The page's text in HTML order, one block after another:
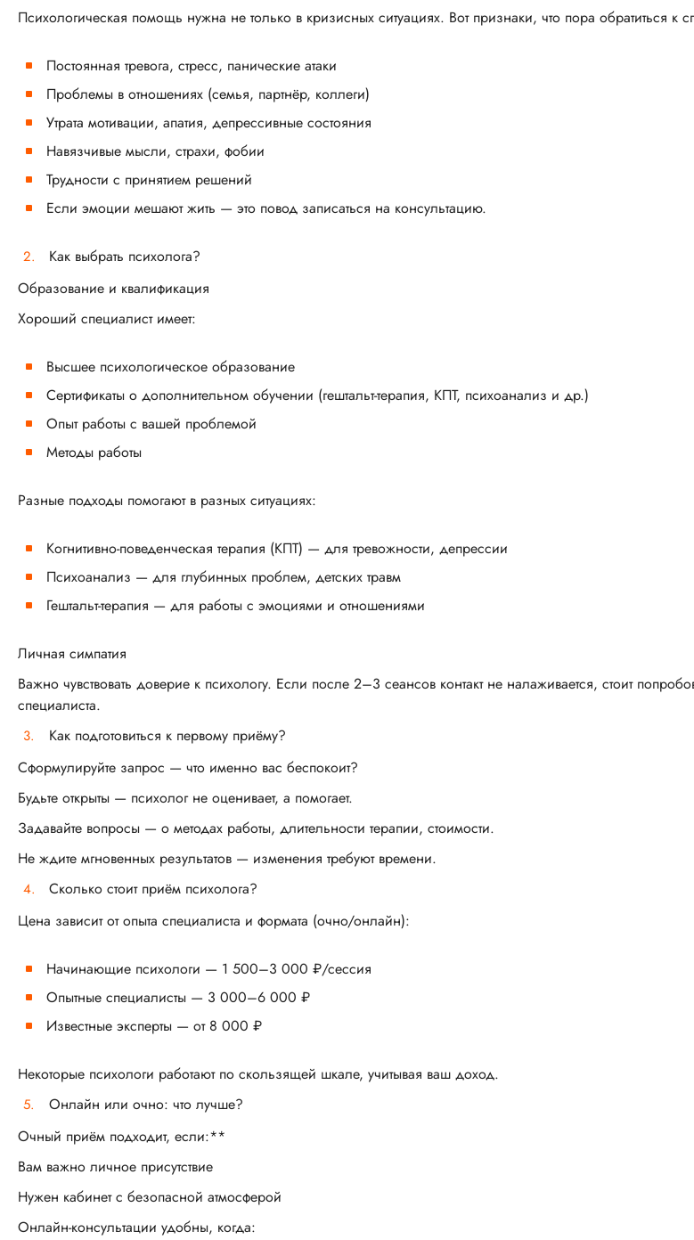
Психологическая помощь нужна не только в кризисных ситуациях. Вот признаки, что пора обратиться к
Постоянная тревога, стресс, панические атаки
Проблемы в отношениях (семья, партнёр, коллеги)
Утрата мотивации, апатия, депрессивные состояния
Навязчивые мысли, страхи, фобии
Трудности с принятием решений
Если эмоции мешают жить — это повод записаться на консультацию.
Как выбрать психолога?
Образование и квалификация
Хороший специалист имеет:
Высшее психологическое образование
Сертификаты о дополнительном обучении (гештальт-терапия, КПТ, психоанализ и др.)
Опыт работы с вашей проблемой
Методы работы
Разные подходы помогают в разных ситуациях:
Когнитивно-поведенческая терапия (КПТ) — для тревожности, депрессии
Психоанализ — для глубинных проблем, детских травм
Гештальт-терапия — для работы с эмоциями и отношениями
Личная симпатия
Важно чувствовать доверие к психологу. Если после 2–3 сеансов контакт не налаживается, стоит
специалиста.
Как подготовиться к первому приёму?
Сформулируйте запрос — что именно вас беспокоит?
Будьте открыты — психолог не оценивает, а помогает.
Задавайте вопросы — о методах работы, длительности терапии, стоимости.
Не ждите мгновенных результатов — изменения требуют времени.
Сколько стоит приём психолога?
Цена зависит от опыта специалиста и формата (очно/онлайн):
Начинающие психологи — 1 500–3 000 ₽/сессия
Опытные специалисты — 3 000–6 000 ₽
Известные эксперты — от 8 000 ₽
Некоторые психологи работают по скользящей шкале, учитывая ваш доход.
Онлайн или очно: что лучше?
Очный приём подходит, если:**
Вам важно личное присутствие
Нужен кабинет с безопасной атмосферой
Онлайн-консультации удобны, когда: